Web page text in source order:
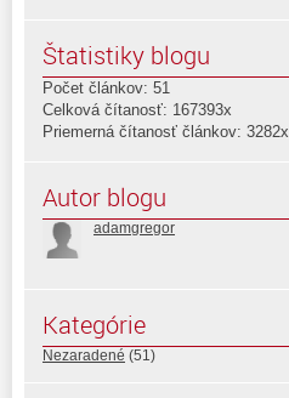
Štatistiky blogu
Počet článkov: 51
Celková čítanosť: 167393x
Priemerná čítanosť článkov: 3282x
Autor blogu
adamgregor
Kategórie
Nezaradené (51)